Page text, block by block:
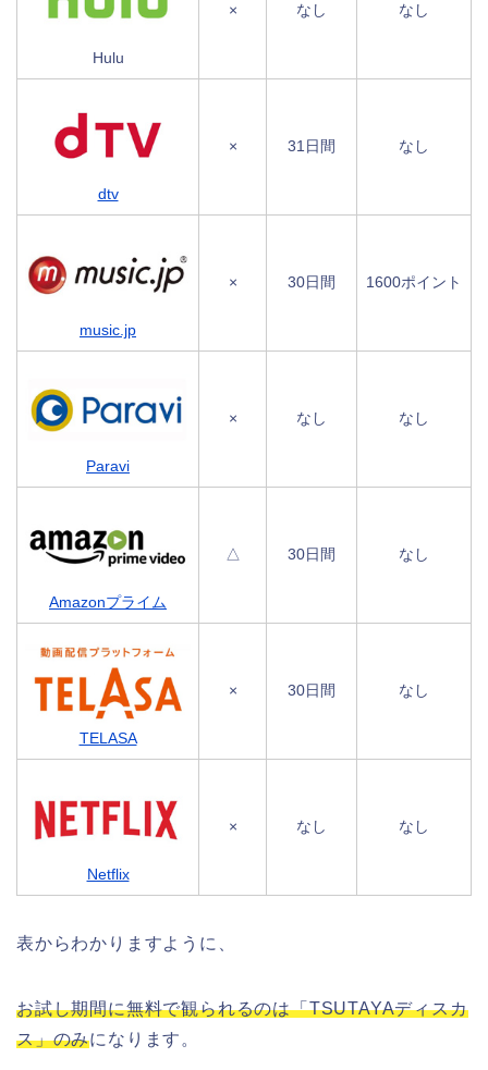
Hulu
× なし なし
dtv
× 31日間 なし
music.jp
× 30日間 1600ポイント
Paravi
× なし なし
Amazonプライム
△ 30日間 なし
TELASA
× 30日間 なし
Netflix
× なし なし
表からわかりますように、
お試し期間に無料で観られるのは「TSUTAYAディスカ
ス」のみになります。